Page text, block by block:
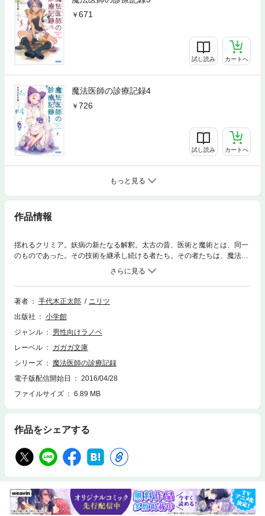
671
試し読み カートへ
魔法医師の診療記録4
726
試し読み カートへ
もっと見る
作品情報
揺れるクリミア。妖病の新たなる解釈。太古の昔、医術と魔術とは、同一
のものであった。その技術を継承し続ける者たち。その者たちは、魔法医
師と呼ばれていた。ドゥンと呼ばれる様々な《妖病》の原因。それに感染
することで、人は伝承の中に存在する魔物に身を変える。故に、魔法医師
は必要とされ続けている――。だが、その魔法医師も《妖病》に冒される
ことがある。魔法医学の権威・ガレノス。彼は治療法が不明のドゥンに感
う。彼の治療を巡って、技を競い合う魔法医師たち。その一方で、ガレノ
スの身辺について、奇妙な事柄が浮かび上がってくる。サキュバスの存在
との内縁関係。そして、ガレノスは何者かにドゥンを植えつけられ
た……。果たしてガレノスと、それらとの関係とは。そして、ガレノスの
妖病の意外な真相とは。ヴィクターの師、フレデリーク・ナイチンゲール
も登場し、クリミアとヴィクターの旅は次のステージへ。魔法医学の特異
な一面が記された第３集。※この作品は底本と同じクオリティのカラーイ
著者 手代木正太郎
ニリツ
出版社
小学館
ジャンル
男性向けラノベ
レーベル
ガガガ文庫
シリーズ
魔法医師の診療記録
電子版配信開始日
2016/04/28
ファイルサイズ
6.89 MB
作品をシェアする